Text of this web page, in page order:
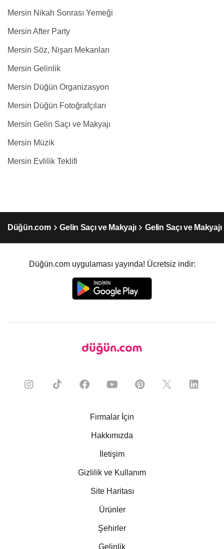
Mersin Nikah Sonrası Yemeği
Mersin After Party
Mersin Söz, Nişan Mekanları
Mersin Gelinlik
Mersin Düğün Organizasyon
Mersin Düğün Fotoğrafçıları
Mersin Gelin Saçı ve Makyajı
Mersin Müzik
Mersin Evlilik Teklifi
Düğün.com Gelin Saçı ve Makyajı Gelin Saçı ve
Düğün.com uygulaması yayında! Ücretsiz indir:
Firmalar İçin
Hakkımızda
İletişim
Gizlilik ve Kullanım
Site Haritası
Ürünler
Şehirler
Gelinlik